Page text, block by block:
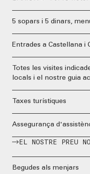
5 sopars i 5 dinars,
Entrades a Castellana i
Totes les visites
locals i el nostre guia
Taxes turístiques
Assegurança
EL NOSTRE PREU
Begudes als menjars